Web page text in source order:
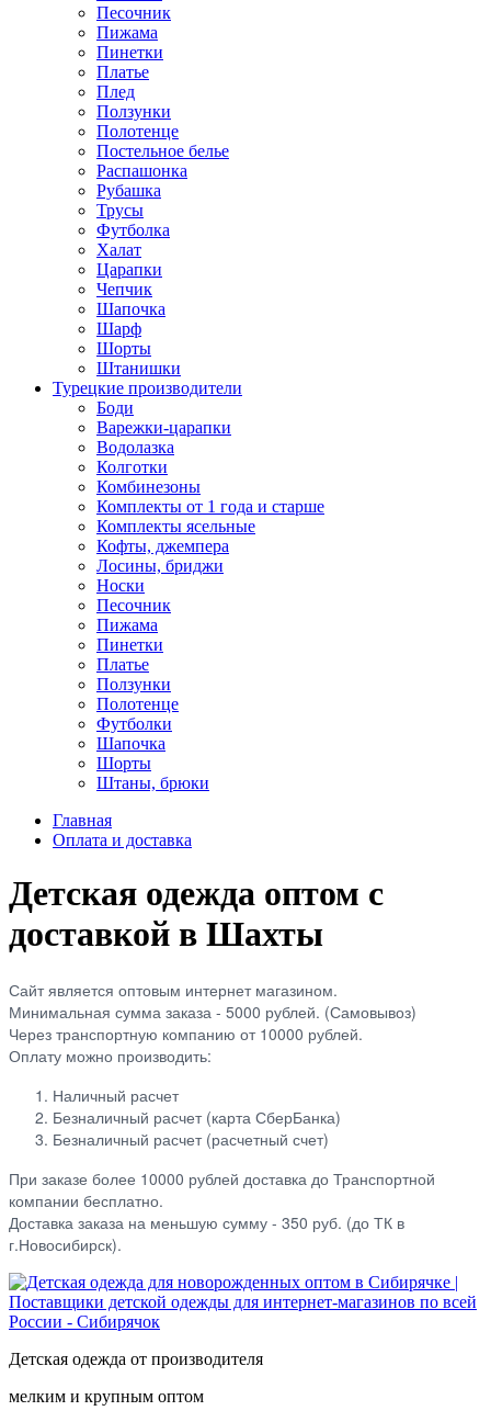
Песочник
Пижама
Пинетки
Платье
Плед
Ползунки
Полотенце
Постельное белье
Распашонка
Рубашка
Трусы
Футболка
Халат
Царапки
Чепчик
Шапочка
Шарф
Шорты
Штанишки
Турецкие производители
Боди
Варежки-царапки
Водолазка
Колготки
Комбинезоны
Комплекты от 1 года и старше
Комплекты ясельные
Кофты, джемпера
Лосины, бриджи
Носки
Песочник
Пижама
Пинетки
Платье
Ползунки
Полотенце
Футболки
Шапочка
Шорты
Штаны, брюки
Главная
Оплата и доставка
Детская одежда оптом с
доставкой в Шахты
Сайт является оптовым интернет магазином.
Минимальная сумма заказа - 5000 рублей. (Самовывоз)
Через транспортную компанию от 10000 рублей.
Оплату можно производить:
Наличный расчет
Безналичный расчет (карта СберБанка)
Безналичный расчет (расчетный счет)
При заказе более 10000 рублей доставка до Транспортной
компании бесплатно.
Доставка заказа на меньшую сумму - 350 руб. (до ТК в
г.Новосибирск).
Детская одежда от производителя
мелким и крупным оптом